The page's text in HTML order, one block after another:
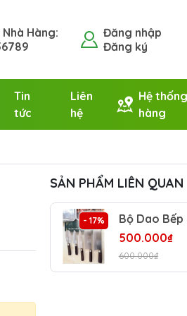
Hàng:
Đăng nhập
Đăng ký
Tin
tức
Liên
hệ
Hệ
hàng
SẢN PHẨM LIÊN QUAN
- 17%
500.000₫
600.000₫